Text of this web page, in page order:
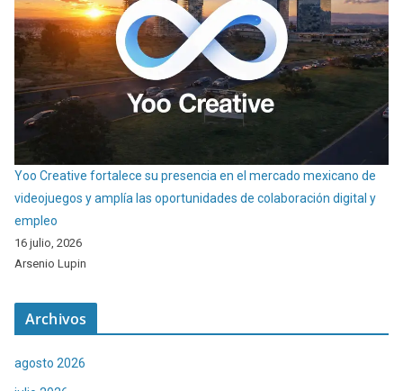
Yoo Creative fortalece su presencia en el mercado mexicano de
videojuegos y amplía las oportunidades de colaboración digital y
empleo
16 julio, 2026
Arsenio Lupin
Archivos
agosto 2026